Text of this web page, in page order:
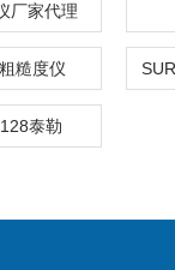
厂家代理
糙度仪
泰勒